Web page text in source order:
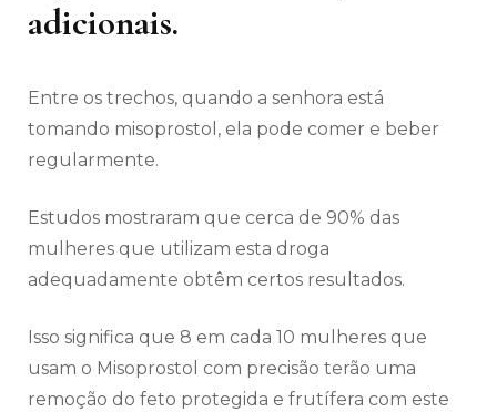
adicionais.
Entre os trechos, quando a senhora está
tomando misoprostol, ela pode comer e beber
regularmente.
Estudos mostraram que cerca de 90% das
mulheres que utilizam esta droga
adequadamente obtêm certos resultados.
Isso significa que 8 em cada 10 mulheres que
usam o Misoprostol com precisão terão uma
remoção do feto protegida e frutífera com este